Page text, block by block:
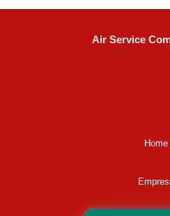
Air Service
Home